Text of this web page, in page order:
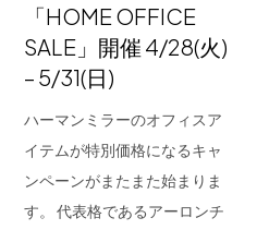
「HOME OFFICE
SALE」開催 4/28(火)
– 5/31(日)
ハーマンミラーのオフィスア
イテムが特別価格になるキャ
ンペーンがまたまた始まりま
す。 代表格であるアーロンチ